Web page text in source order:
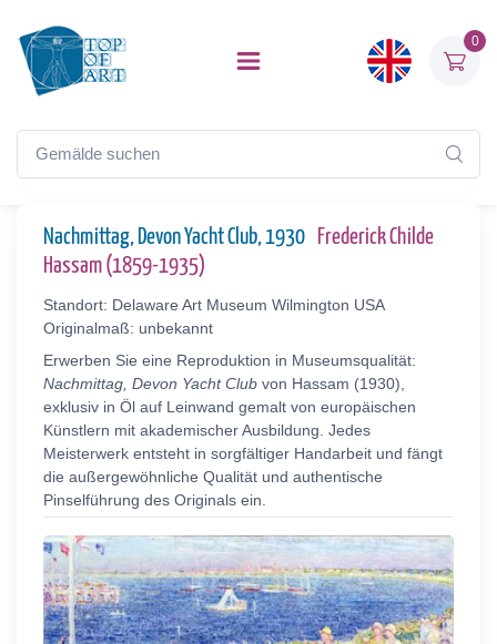
0
Nachmittag, Devon Yacht Club, 1930
Frederick Childe
Hassam (1859-1935)
Standort: Delaware Art Museum Wilmington USA
Originalmaß: unbekannt
Erwerben Sie eine Reproduktion in Museumsqualität:
Nachmittag, Devon Yacht Club von Hassam (1930),
exklusiv in Öl auf Leinwand gemalt von europäischen
Künstlern mit akademischer Ausbildung. Jedes
Meisterwerk entsteht in sorgfältiger Handarbeit und fängt
die außergewöhnliche Qualität und authentische
Pinselführung des Originals ein.